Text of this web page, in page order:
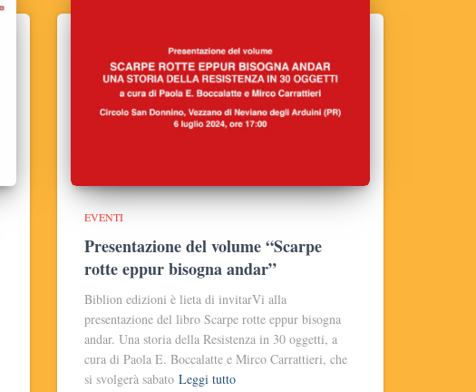
EVENTI
Presentazione del volume “Scarpe
rotte eppur bisogna andar”
Biblion edizioni è lieta di invitarVi alla
presentazione del libro Scarpe rotte eppur bisogna
andar. Una storia della Resistenza in 30 oggetti, a
cura di Paola E. Boccalatte e Mirco Carrattieri, che
si svolgerà sabato Leggi tutto